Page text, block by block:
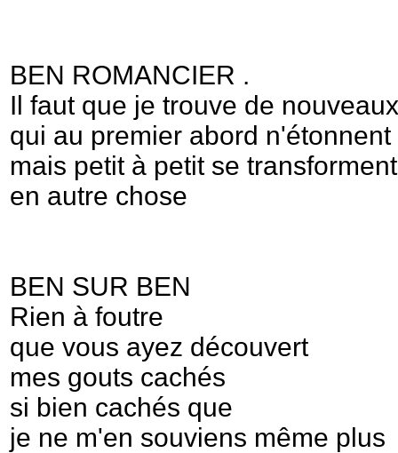
BEN ROMANCIER .
Il faut que je trouve de
qui au premier abord n'étonnent
mais petit à petit se transforment
en autre chose
BEN SUR BEN
Rien à foutre
que vous ayez découvert
mes gouts cachés
si bien cachés que
je ne m'en souviens même plus